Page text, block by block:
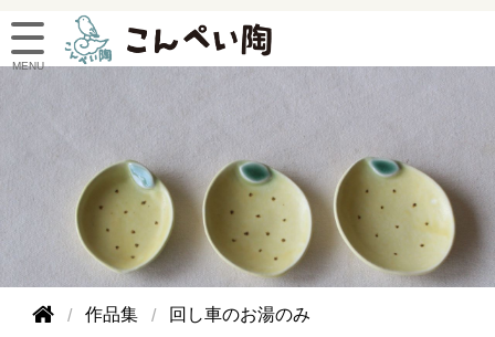
作品集 回し車のお湯のみ